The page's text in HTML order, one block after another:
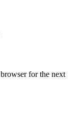
for the next